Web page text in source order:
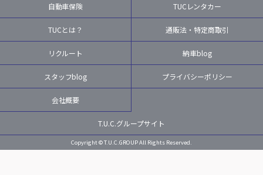
自動車保険 TUCレンタカー
TUCとは？ 通販法・特定商取引
リクルート 納車blog
スタッフblog プライバシーポリシー
会社概要
T.U.C.グループサイト
Copyright © T.U.C.GROUP All Rights Reserved.